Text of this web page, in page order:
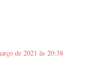
de 2021 às 20:38